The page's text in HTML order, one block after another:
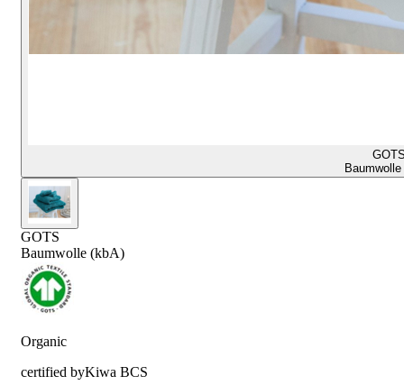
GOTS
Baumwolle (kbA)
Organic
certified byKiwa BCS